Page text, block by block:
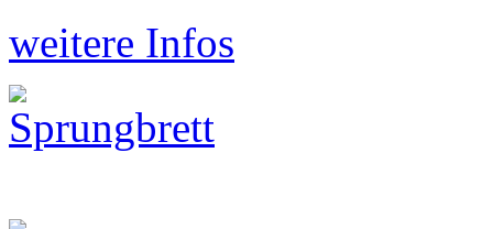
weitere Infos